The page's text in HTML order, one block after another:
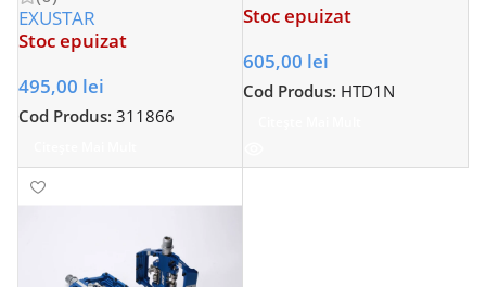
EXUSTAR
Stoc epuizat
495,00 lei
Cod Produs: 311866
Stoc epuizat
605,00 lei
Cod Produs: HTD1N